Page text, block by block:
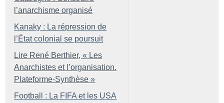
l’anarchisme organisé
Kanaky : La répression de
l’État colonial se poursuit
Lire René Berthier, « Les
Anarchistes et l’organisation.
Plateforme-Synthèse »
Football : La FIFA et les USA